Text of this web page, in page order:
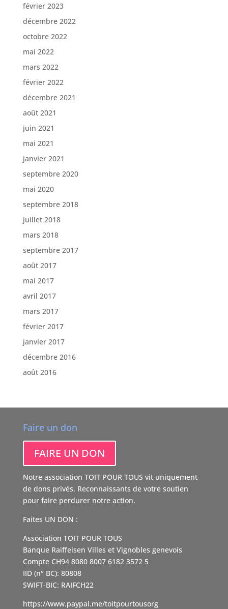
février 2023
décembre 2022
octobre 2022
mai 2022
mars 2022
février 2022
décembre 2021
août 2021
juin 2021
mai 2021
janvier 2021
septembre 2020
mai 2020
septembre 2018
juillet 2018
mars 2018
septembre 2017
août 2017
mai 2017
avril 2017
mars 2017
février 2017
janvier 2017
décembre 2016
août 2016
Faire un don
FAIRE UN DON
Notre association TOIT POUR TOUS vit uniquement
de dons privés. Reconnaissants de votre soutien
pour faire perdurer notre action.
Faites UN DON :
Association TOIT POUR TOUS
Banque Raiffeisen Villes et Vignobles genevois
Compte CH94 8080 8007 6182 3572 5
IID (n° BC): 80808
SWIFT-BIC: RAIFCH22
https://www.paypal.me/toitpourtousorg